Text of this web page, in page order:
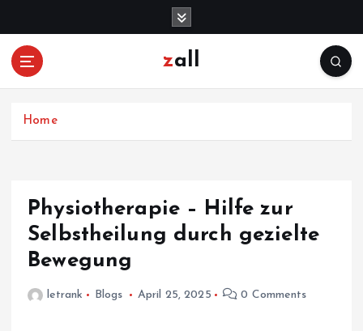
zall
Home
Physiotherapie – Hilfe zur
Selbstheilung durch gezielte
Bewegung
letrank Blogs April 25, 2025 0 Comments